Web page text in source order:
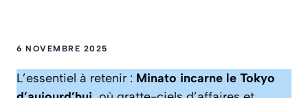
6 NOVEMBRE 2025
L’essentiel à retenir : Minato incarne le Tokyo